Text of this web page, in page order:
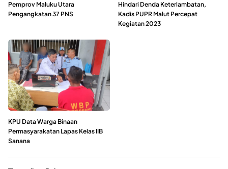
Pemprov Maluku Utara
Pengangkatan 37 PNS
Hindari Denda Keterlambatan,
Kadis PUPR Malut Percepat
Kegiatan 2023
KPU Data Warga Binaan
Permasyarakatan Lapas Kelas IIB
Sanana